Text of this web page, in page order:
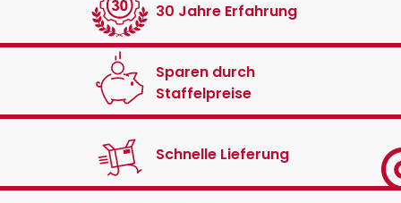
30 Jahre Erfahrung
Sparen durch
Staffelpreise
Schnelle Lieferung